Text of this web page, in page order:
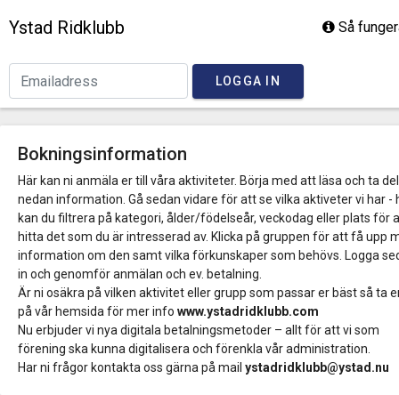
Ystad Ridklubb Så
LOGGA IN
Bokningsinformation
Här kan ni anmäla er till våra aktiviteter. Börja med att läsa och ta
nedan information. Gå sedan vidare för att se vilka aktiveter vi har -
kan du filtrera på kategori, ålder/födelseår, veckodag eller plats för
hitta det som du är intresserad av. Klicka på gruppen för att få upp
information om den samt vilka förkunskaper som behövs. Logga
in och genomför anmälan och ev. betalning.
Är ni osäkra på vilken aktivitet eller grupp som passar er bäst så ta
på vår hemsida för mer infowww.ystadridklubb.com
Nu erbjuder vi nya digitala betalningsmetoder – allt för att vi som
förening ska kunna digitalisera och förenkla vår administration.
Har ni frågor kontakta oss gärna på mailystadridklubb@ystad.nu